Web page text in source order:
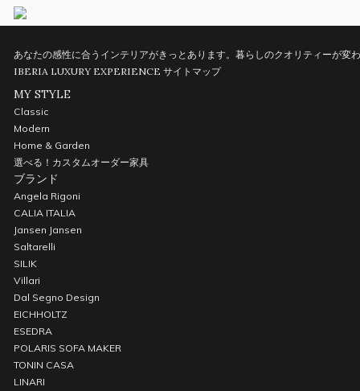
あなたの感性に合うインテリアがきっとあります。暮らしのクオリティーが変
IBERIA LUXURY EXPERIENCE サイトマップ
MY STYLE
Classic
Modern
Home & Garden
選べる！カスタムオーダー家具
ブランド
Angela Rigoni
CALIA ITALIA
Jansen Jansen
Saltarelli
SILIK
Villari
Dal Segno Design
EICHHOLTZ
ESEDRA
POLARIS SOFA MAKER
TONIN CASA
LINARI